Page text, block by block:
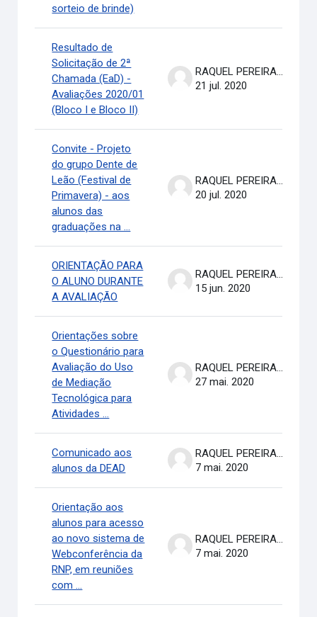
sorteio de brinde)
Resultado de
Solicitação de 2ª
Chamada (EaD) -
Avaliações 2020/01
(Bloco I e Bloco II)
RAQUEL PEREIRA DE ARRUDA
21 jul. 2020
Convite - Projeto
do grupo Dente de
Leão (Festival de
Primavera) - aos
alunos das
graduações na ...
RAQUEL PEREIRA DE ARRUDA
20 jul. 2020
ORIENTAÇÃO PARA
O ALUNO DURANTE
A AVALIAÇÃO
RAQUEL PEREIRA DE ARRUDA
15 jun. 2020
Orientações sobre
o Questionário para
Avaliação do Uso
de Mediação
Tecnológica para
Atividades ...
RAQUEL PEREIRA DE ARRUDA
27 mai. 2020
Comunicado aos
alunos da DEAD
RAQUEL PEREIRA DE ARRUDA
7 mai. 2020
Orientação aos
alunos para acesso
ao novo sistema de
Webconferência da
RNP, em reuniões
com ...
RAQUEL PEREIRA DE ARRUDA
7 mai. 2020